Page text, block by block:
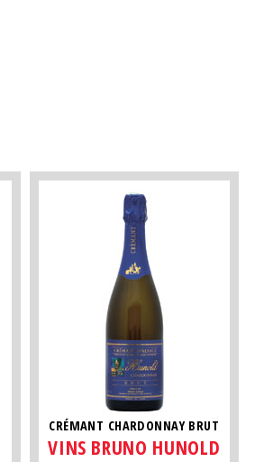
CRÉMANT CHARDONNAY BRUT
VINS BRUNO HUNOLD